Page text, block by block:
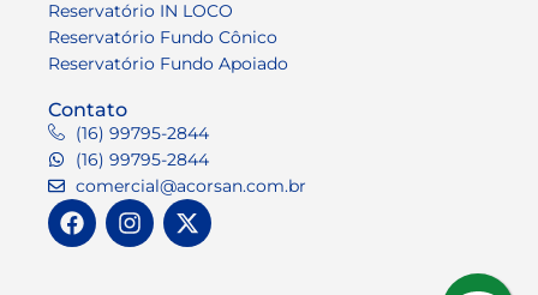
Reservatório IN LOCO
Reservatório Fundo Cônico
Reservatório Fundo Apoiado
Contato
(16) 99795-2844
(16) 99795-2844
comercial@acorsan.com.br